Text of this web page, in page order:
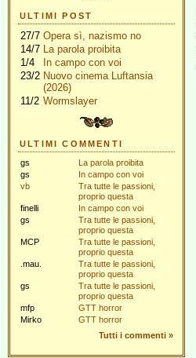
ULTIMI POST
27/7 Opera sì, nazismo no
14/7 La parola proibita
1/4
In campo con voi
23/2 Nuovo cinema Luftansia
(2026)
11/2 Wormslayer
ULTIMI COMMENTI
gs
La parola proibita
gs
In campo con voi
vb
Tra tutte le passioni,
proprio questa
finelli
In campo con voi
gs
Tra tutte le passioni,
proprio questa
MCP
Tra tutte le passioni,
proprio questa
.mau.
Tra tutte le passioni,
proprio questa
gs
Tra tutte le passioni,
proprio questa
mfp
GTT horror
Mirko
GTT horror
Tutti i commenti »